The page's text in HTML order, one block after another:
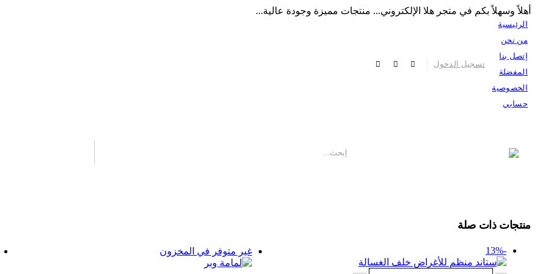
أهلاً وسهلاً بكم في متجر هلا الإلكتروني... منتجات مميزة وجودة عالية...
الرئيسية
من نحن
إتصل بنا
المفضلة
الخصوصية
حسابي
تسجيل الدخول
منتجات ذات صلة
-13% غير متوفر في المخزون